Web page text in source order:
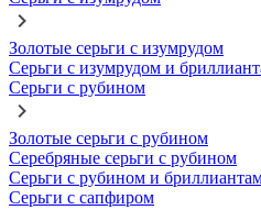
Золотые серьги с изумрудом
Серьги с изумрудом и
Серьги с рубином
Золотые серьги с рубином
Серебряные серьги с рубином
Серьги с рубином и
Серьги с сапфиром